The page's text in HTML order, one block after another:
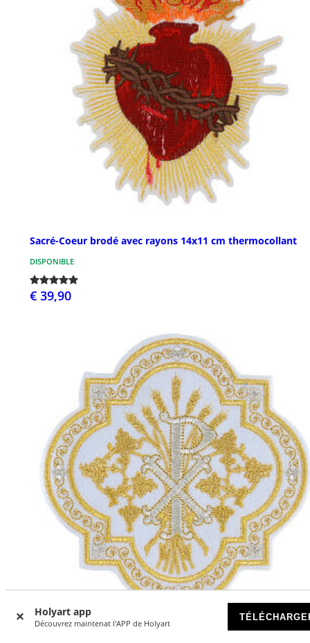
Holyart app
Découvrez maintenat l'APP de Holyart
Sacré-Coeur brodé avec rayons 14x11 cm thermocollant
DISPONIBLE
€ 39,90